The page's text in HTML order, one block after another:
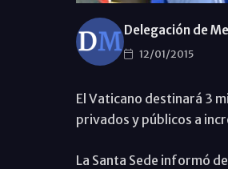
Delegación de
12/01/2015
El Vaticano destinará 3
privados y públicos a
La Santa Sede informó